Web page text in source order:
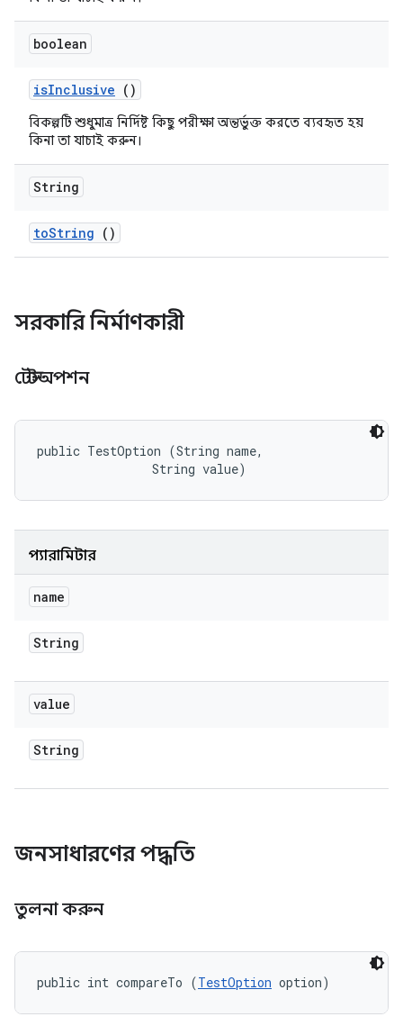
boolean
isInclusive ()
বিকল্পটি শুধুমাত্র নির্দিষ্ট কিছু পরীক্ষা অন্তর্ভুক্ত করতে ব্যবহৃত হয়
কিনা তা যাচাই করুন।
String
toString ()
সরকারি নির্মাণকারী
টেস্টঅপশন
public TestOption (String name,
                String value)
প্যারামিটার
name
String
value
String
জনসাধারণের পদ্ধতি
তুলনা করুন
public int compareTo (TestOption option)